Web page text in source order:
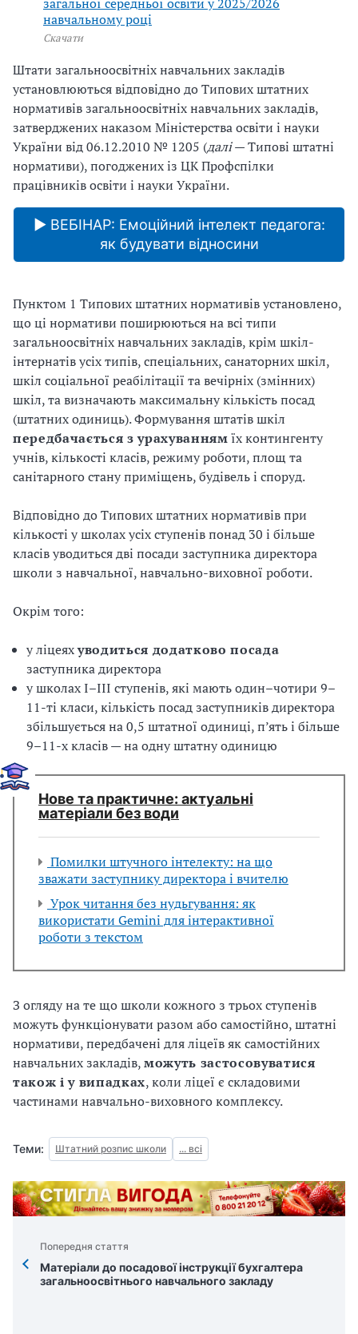
навчальному році
Скачати
Штати загальноосвітніх навчальних закладів
установлюються відповідно до Типових штатних
нормативів загальноосвітніх навчальних закладів,
затверджених наказом Міністерства освіти і науки
України від 06.12.2010 № 1205 (далі— Типові штатні
нормативи), погоджених із ЦК Профспілки
працівників освіти і науки України.
▶ ВЕБІНАР: Емоційний інтелект педагога:
як будувати відносини
Пунктом 1 Типових штатних нормативів установлено,
що ці нормативи поширюються на всі типи
загальноосвітніх навчальних закладів, крім шкіл-
інтернатів усіх типів, спеціальних, санаторних шкіл,
шкіл соціальної реабілітації та вечірніх (змінних)
шкіл, та визначають максимальну кількість посад
(штатних одиниць). Формування штатів шкіл
передбачається з урахуваннямїх контингенту
учнів, кількості класів, режиму роботи, площ та
санітарного стану приміщень, будівель і споруд.
Відповідно до Типових штатних нормативів при
кількості у школах усіх ступенів понад 30 і більше
класів уводиться дві посади заступника директора
школи з навчальної, навчально-виховної роботи.
Окрім того:
у ліцеяхуводиться додатково посада
заступника директора
у школах I–III ступенів, які мають один–чотири 9–
11-ті класи, кількість посад заступників директора
збільшується на 0,5 штатної одиниці, п’ять і більше
9–11-х класів — на одну штатну одиницю
Нове та практичне: актуальні
матеріали без води
Помилки штучного інтелекту: на що
зважати заступнику директора і вчителю
Урок читання без нудьгування: як
використати Gemini для інтерактивної
роботи з текстом
З огляду на те що школи кожного з трьох ступенів
можуть функціонувати разом або самостійно, штатні
нормативи, передбачені для ліцеїв як самостійних
навчальних закладів,можуть застосовуватися
також і у випадках, коли ліцеї є складовими
частинами навчально-виховного комплексу.
Теми: Штатний розпис школи ... всі
Попередня стаття
Матеріали до посадової інструкції бухгалтера
загальноосвітнього навчального закладу